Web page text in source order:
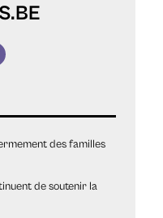
des familles
de soutenir la